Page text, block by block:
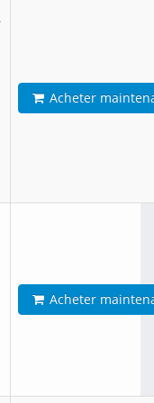
Acheter
Acheter